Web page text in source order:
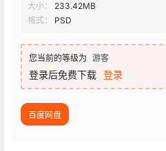
大小：
233.42MB
格式：
PSD
您当前的等级为 游客
登录后免费下载 登录
百度网盘